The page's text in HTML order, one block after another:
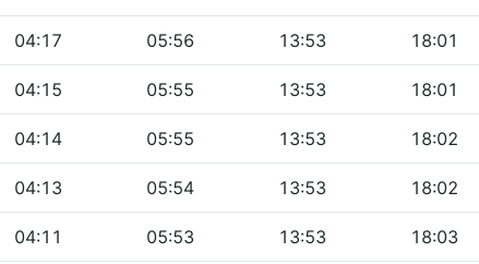
04:17 05:56 13:53 18:01
04:15 05:55 13:53 18:01
04:14 05:55 13:53 18:02
04:13 05:54 13:53 18:02
04:11 05:53 13:53 18:03